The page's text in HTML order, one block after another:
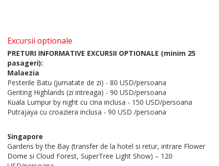
Excursii optionale
PRETURI INFORMATIVE EXCURSII OPTIONALE (minim 25
pasageri):
Malaezia
Pesterile Batu (jumatate de zi) - 80 USD/persoana
Genting Highlands (zi intreaga) - 90 USD/persoana
Kuala Lumpur by night cu cina inclusa - 150 USD/persoana
Putrajaya cu croaziera inclusa - 90 USD /persoana
Singapore
Gardens by the Bay (transfer de la hotel si retur, intrare Flower
Dome si Cloud Forest, SuperTree Light Show) – 120